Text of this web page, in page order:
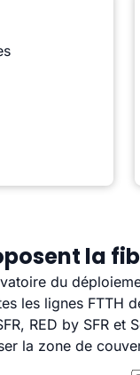
la
du
les lignes FTTH
RED by SFR
la zone de